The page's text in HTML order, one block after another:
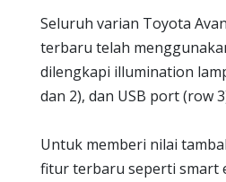
Seluruh varian Toyota
terbaru telah
dilengkapi illumination
dan 2), dan USB port (row
Untuk memberi nilai
fitur terbaru seperti smart